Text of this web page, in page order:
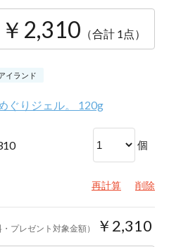
￥2,310 （合計 1点）
イランド
ぐりジェル。 120g
個
再計算 削除
・プレゼント対象金額） ￥2,310